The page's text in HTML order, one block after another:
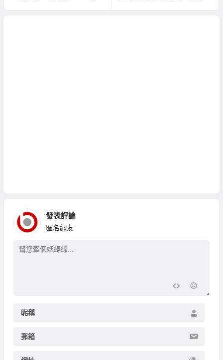
發表評論
匿名網友
昵稱
郵箱